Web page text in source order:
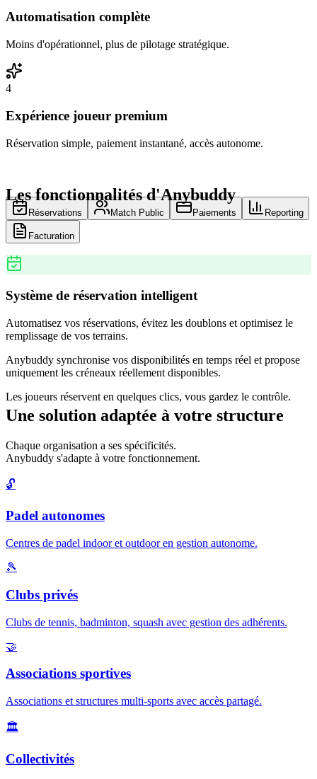
Automatisation complète
Moins d'opérationnel, plus de pilotage stratégique.
4
Expérience joueur premium
Réservation simple, paiement instantané, accès autonome.
Les fonctionnalités d'Anybuddy
Réservations Match Public Paiements Reporting
Facturation
Système de réservation intelligent
Automatisez vos réservations, évitez les doublons et optimisez le
remplissage de vos terrains.
Anybuddy synchronise vos disponibilités en temps réel et propose
uniquement les créneaux réellement disponibles.
Les joueurs réservent en quelques clics, vous gardez le contrôle.
Une solution adaptée à votre structure
Chaque organisation a ses spécificités.
Anybuddy s'adapte à votre fonctionnement.
🔓
Padel autonomes
Centres de padel indoor et outdoor en gestion autonome.
🎾
Clubs privés
Clubs de tennis, badminton, squash avec gestion des adhérents.
🤝
Associations sportives
Associations et structures multi-sports avec accès partagé.
🏛️
Collectivités